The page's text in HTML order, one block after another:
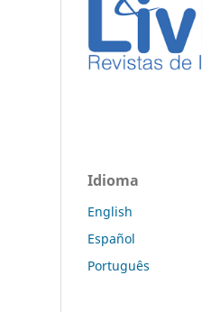
Idioma
English
Español
Português